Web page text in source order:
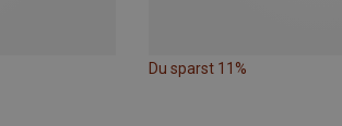
Du sparst 11%